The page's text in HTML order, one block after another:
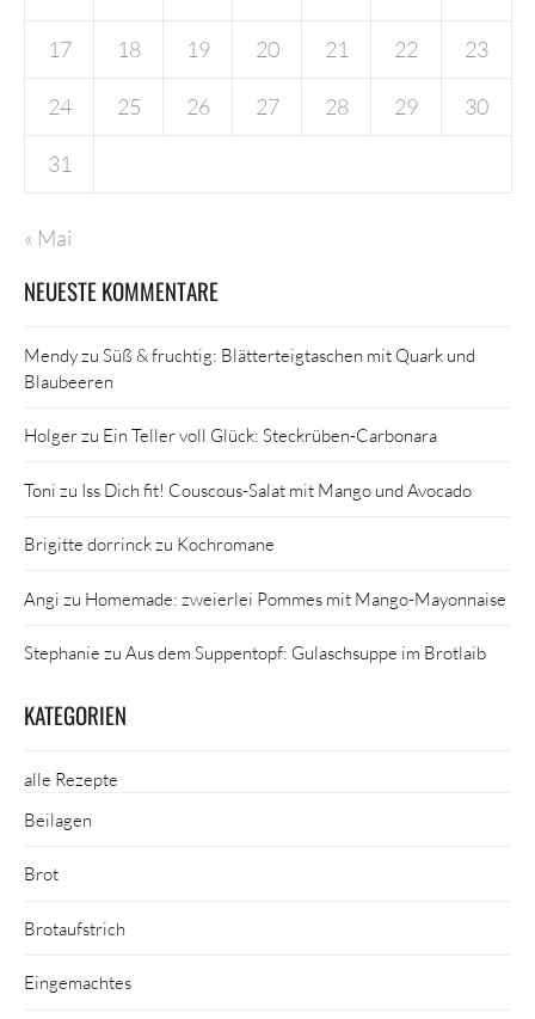
17 18 19 20 21 22 23
24 25 26 27 28 29 30
31
« Mai
NEUESTE KOMMENTARE
Mendyzu Süß & fruchtig: Blätterteigtaschen mit Quark und
Blaubeeren
Holgerzu Ein Teller voll Glück: Steckrüben-Carbonara
Toni zu Iss Dich fit! Couscous-Salat mit Mango und Avocado
Brigitte dorrinckzu Kochromane
Angi zu Homemade: zweierlei Pommes mit Mango-Mayonnaise
Stephanie zu Aus dem Suppentopf: Gulaschsuppe im Brotlaib
KATEGORIEN
alle Rezepte
Beilagen
Brot
Brotaufstrich
Eingemachtes